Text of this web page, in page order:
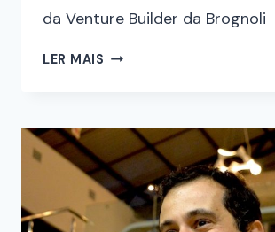
da Venture Builder da Brognoli
LER MAIS